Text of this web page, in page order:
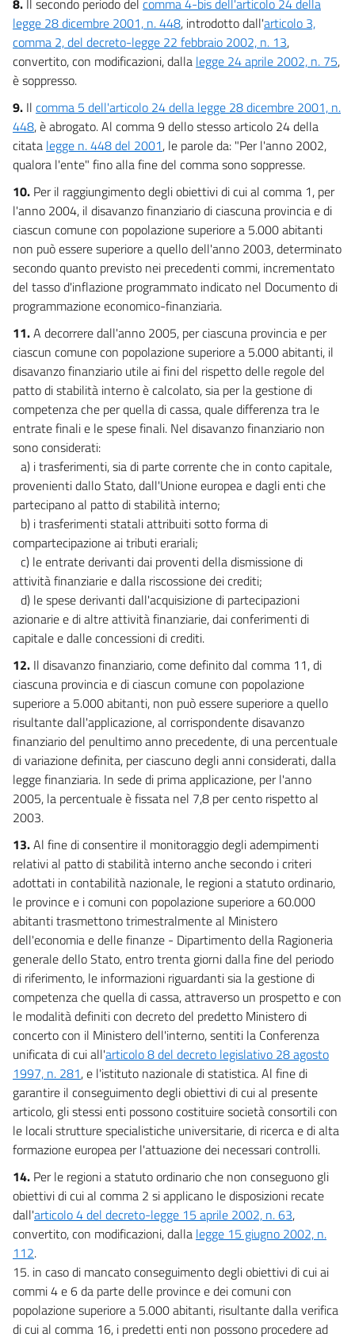
CAPO V
FINANZIAMENTI DEGLI INVESTIMENTI
60
61
62
63
64
65
66
67
68
69
70
71
72
73
74
75
76
77
78
79
CAPO VI
ALTRI INTERVENTI
80
81
82
83
84
85
86
87
88
89
91
92
TITOLO IV
NORME FINALI
93
94
95
Allegati
Allegato 1
Allegato 1
Tabella 1
Tabella 1
Allegato 2
Prospetto di copertura
Prospetto di copertura
Tabelle
Tabella A
Tabella B
8. Il secondo periodo del comma 4-bis dell'articolo 24 della
legge 28 dicembre 2001, n. 448, introdotto dall'articolo 3,
comma 2, del decreto-legge 22 febbraio 2002, n. 13,
convertito, con modificazioni, dalla legge 24 aprile 2002, n. 75,
è soppresso.
9. Il comma 5 dell'articolo 24 della legge 28 dicembre 2001, n.
448, è abrogato. Al comma 9 dello stesso articolo 24 della
citata legge n. 448 del 2001, le parole da: "Per l'anno 2002,
qualora l'ente" fino alla fine del comma sono soppresse.
10. Per il raggiungimento degli obiettivi di cui al comma 1, per
l'anno 2004, il disavanzo finanziario di ciascuna provincia e di
ciascun comune con popolazione superiore a 5.000 abitanti
non può essere superiore a quello dell'anno 2003, determinato
secondo quanto previsto nei precedenti commi, incrementato
del tasso d'inflazione programmato indicato nel Documento di
programmazione economico-finanziaria.
11.A decorrere dall'anno 2005, per ciascuna provincia e per
ciascun comune con popolazione superiore a 5.000 abitanti, il
disavanzo finanziario utile ai fini del rispetto delle regole del
patto di stabilità interno è calcolato, sia per la gestione di
competenza che per quella di cassa, quale differenza tra le
entrate finali e le spese finali. Nel disavanzo finanziario non
sono considerati:
a) i trasferimenti, sia di parte corrente che in conto capitale,
provenienti dallo Stato, dall'Unione europea e dagli enti che
partecipano al patto di stabilità interno;
b) i trasferimenti statali attribuiti sotto forma di
compartecipazione ai tributi erariali;
c) le entrate derivanti dai proventi della dismissione di
attività finanziarie e dalla riscossione dei crediti;
d) le spese derivanti dall'acquisizione di partecipazioni
azionarie e di altre attività finanziarie, dai conferimenti di
capitale e dalle concessioni di crediti.
12. Il disavanzo finanziario, come definito dal comma 11, di
ciascuna provincia e di ciascun comune con popolazione
superiore a 5.000 abitanti, non può essere superiore a quello
risultante dall'applicazione, al corrispondente disavanzo
finanziario del penultimo anno precedente, di una percentuale
di variazione definita, per ciascuno degli anni considerati, dalla
legge finanziaria. In sede di prima applicazione, per l'anno
2005, la percentuale è fissata nel 7,8 per cento rispetto al
2003.
13.Al fine di consentire il monitoraggio degli adempimenti
relativi al patto di stabilità interno anche secondo i criteri
adottati in contabilità nazionale, le regioni a statuto ordinario,
le province e i comuni con popolazione superiore a 60.000
abitanti trasmettono trimestralmente al Ministero
dell'economia e delle finanze - Dipartimento della Ragioneria
generale dello Stato, entro trenta giorni dalla fine del periodo
di riferimento, le informazioni riguardanti sia la gestione di
competenza che quella di cassa, attraverso un prospetto e con
le modalità definiti con decreto del predetto Ministero di
concerto con il Ministero dell'interno, sentiti la Conferenza
unificata di cui all'articolo 8 del decreto legislativo 28 agosto
1997, n. 281, e l'istituto nazionale di statistica. Al fine di
garantire il conseguimento degli obiettivi di cui al presente
articolo, gli stessi enti possono costituire società consortili con
le locali strutture specialistiche universitarie, di ricerca e di alta
formazione europea per l'attuazione dei necessari controlli.
14. Per le regioni a statuto ordinario che non conseguono gli
obiettivi di cui al comma 2 si applicano le disposizioni recate
dall'articolo 4 del decreto-legge 15 aprile 2002, n. 63,
convertito, con modificazioni, dalla legge 15 giugno 2002, n.
112.
15. in caso di mancato conseguimento degli obiettivi di cui ai
commi 4 e 6 da parte delle province e dei comuni con
popolazione superiore a 5.000 abitanti, risultante dalla verifica
di cui al comma 16, i predetti enti non possono procedere ad